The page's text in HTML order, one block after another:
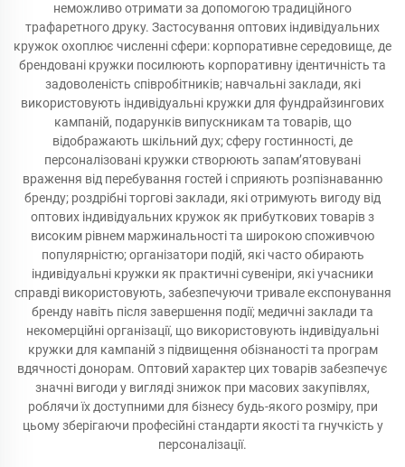
неможливо отримати за допомогою традиційного
трафаретного друку. Застосування оптових індивідуальних
кружок охоплює численні сфери: корпоративне середовище, де
брендовані кружки посилюють корпоративну ідентичність та
задоволеність співробітників; навчальні заклади, які
використовують індивідуальні кружки для фундрайзингових
кампаній, подарунків випускникам та товарів, що
відображають шкільний дух; сферу гостинності, де
персоналізовані кружки створюють запам’ятовувані
враження від перебування гостей і сприяють розпізнаванню
бренду; роздрібні торгові заклади, які отримують вигоду від
оптових індивідуальних кружок як прибуткових товарів з
високим рівнем маржинальності та широкою споживчою
популярністю; організатори подій, які часто обирають
індивідуальні кружки як практичні сувеніри, які учасники
справді використовують, забезпечуючи тривале експонування
бренду навіть після завершення події; медичні заклади та
некомерційні організації, що використовують індивідуальні
кружки для кампаній з підвищення обізнаності та програм
вдячності донорам. Оптовий характер цих товарів забезпечує
значні вигоди у вигляді знижок при масових закупівлях,
роблячи їх доступними для бізнесу будь-якого розміру, при
цьому зберігаючи професійні стандарти якості та гнучкість у
персоналізації.